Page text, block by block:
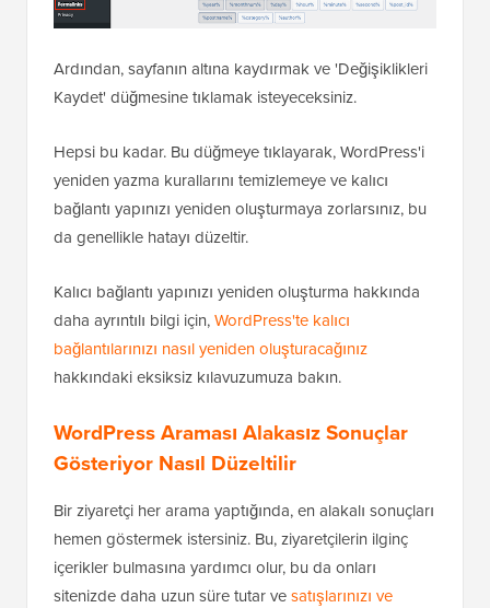
Ardından, sayfanın altına kaydırmak ve 'Değişiklikleri
Kaydet' düğmesine tıklamak isteyeceksiniz.
Hepsi bu kadar. Bu düğmeye tıklayarak, WordPress'i
yeniden yazma kurallarını temizlemeye ve kalıcı
bağlantı yapınızı yeniden oluşturmaya zorlarsınız, bu
da genellikle hatayı düzeltir.
Kalıcı bağlantı yapınızı yeniden oluşturma hakkında
daha ayrıntılı bilgi için,WordPress'te kalıcı
bağlantılarınızı nasıl yeniden oluşturacağınız
hakkındaki eksiksiz kılavuzumuza bakın.
WordPress Araması Alakasız Sonuçlar
Gösteriyor Nasıl Düzeltilir
Bir ziyaretçi her arama yaptığında, en alakalı sonuçları
hemen göstermek istersiniz. Bu, ziyaretçilerin ilginç
içerikler bulmasına yardımcı olur, bu da onları
sitenizde daha uzun süre tutar vesatışlarınızı ve